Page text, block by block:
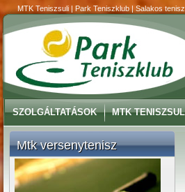
MTK Teniszsuli | Park Teniszklub | Salakos
SZOLGÁLTATÁSOK MTK
Mtk versenytenisz